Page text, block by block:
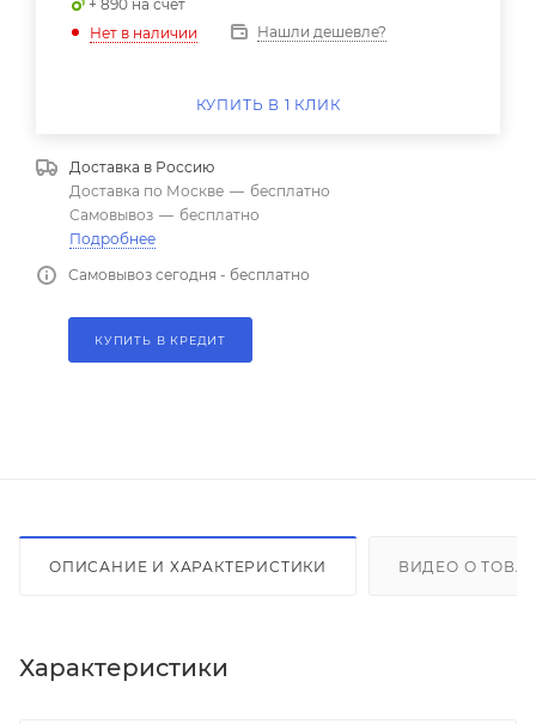
+ 890 на счет
Нет в наличии
Нашли дешевле?
КУПИТЬ В 1 КЛИК
Доставка в Россию
Доставка по Москве — бесплатно
Самовывоз — бесплатно
Подробнее
Самовывоз сегодня - бесплатно
КУПИТЬ В КРЕДИТ
ОПИСАНИЕ И ХАРАКТЕРИСТИКИ ВИДЕО О
Характеристики